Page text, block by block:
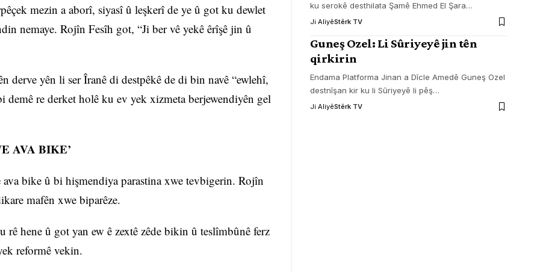
mezin a aborî, siyasî û leşkerî de ye û got ku dewlet
nemaye. Rojîn Fesîh got, “Ji ber vê yekê êrîşê jin û
derve yên li ser Îranê di destpêkê de di bin navê “ewlehî,
demê re derket holê ku ev yek xizmeta berjewendiyên gel
AVA BIKE’
bike û bi hişmendiya parastina xwe tevbigerin. Rojîn
mafên xwe biparêze.
hene û got yan ew ê zextê zêde bikin û teslîmbûnê ferz
reformê vekin.
ku serokê desthilata Şamê Ehmed El Şara…
Ji AliyêStêrk TV
Guneş Ozel: Li Sûriyeyê jin tên
qirkirin
Endama Platforma Jinan a Dîcle Amedê Guneş Ozel
destnîşan kir ku li Sûriyeyê li pêş…
Ji AliyêStêrk TV